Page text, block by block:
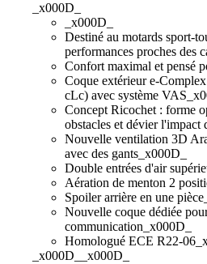
_x000D_
_x000D_
Destiné au motards sport-
performances proches des
Confort maximal et pensé
Coque extérieur e-
cLc) avec système
Concept Ricochet : forme
obstacles et dévier l'impact
Nouvelle ventilation 3D
avec des gants_x000D_
Double entrées d'air
Aération de menton 2
Spoiler arrière en une
Nouvelle coque dédiée
communication_x000D_
Homologué ECE R22-
_x000D__x000D_